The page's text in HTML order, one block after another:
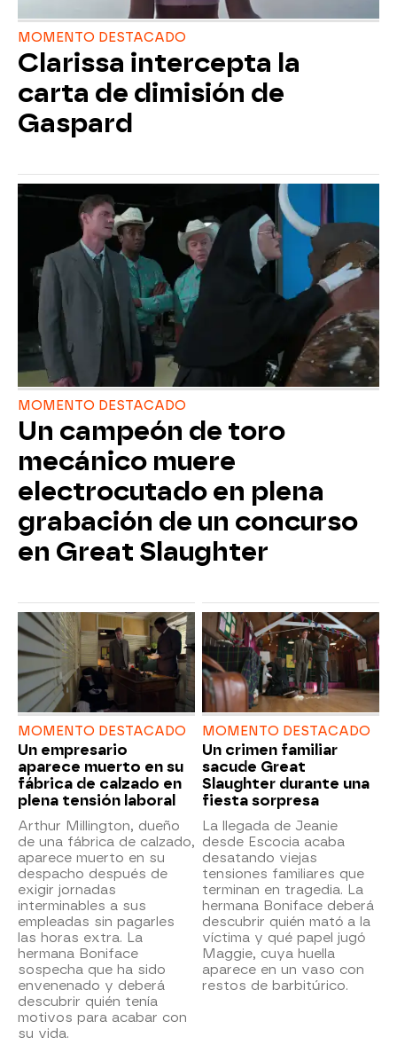
MOMENTO DESTACADO
Clarissa intercepta la
carta de dimisión de
Gaspard
MOMENTO DESTACADO
Un campeón de toro
mecánico muere
electrocutado en plena
grabación de un concurso
en Great Slaughter
MOMENTO DESTACADO
Un empresario
aparece muerto en su
fábrica de calzado en
plena tensión laboral
Arthur Millington, dueño
de una fábrica de calzado,
aparece muerto en su
despacho después de
exigir jornadas
interminables a sus
empleadas sin pagarles
las horas extra. La
hermana Boniface
sospecha que ha sido
envenenado y deberá
descubrir quién tenía
motivos para acabar con
su vida.
MOMENTO DESTACADO
Un crimen familiar
sacude Great
Slaughter durante una
fiesta sorpresa
La llegada de Jeanie
desde Escocia acaba
desatando viejas
tensiones familiares que
terminan en tragedia. La
hermana Boniface deberá
descubrir quién mató a la
víctima y qué papel jugó
Maggie, cuya huella
aparece en un vaso con
restos de barbitúrico.